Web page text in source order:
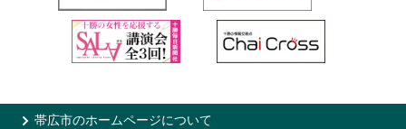
帯広市のホームページについて